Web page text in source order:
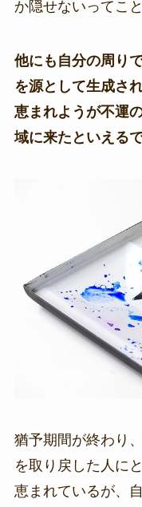
か隠せないってこと
他にも自分の周り
を源として生成さ
恵まれようが不運
域に来たといえるで
猶予期間が終わり
を取り戻した人に
恵まれているが、